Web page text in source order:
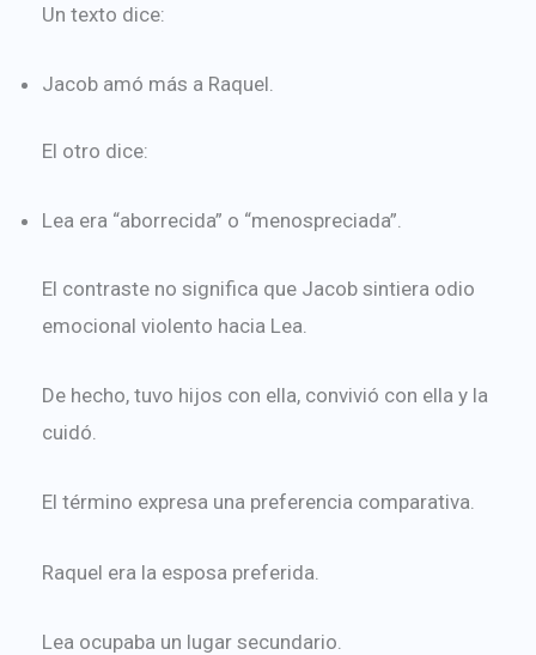
Un texto dice:
Jacob amó más a Raquel.
El otro dice:
Lea era “aborrecida” o “menospreciada”.
El contraste no significa que Jacob sintiera odio
emocional violento hacia Lea.
De hecho, tuvo hijos con ella, convivió con ella y la
cuidó.
El término expresa una preferencia comparativa.
Raquel era la esposa preferida.
Lea ocupaba un lugar secundario.